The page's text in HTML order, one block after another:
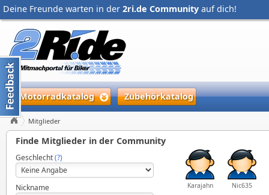
Deine Freunde warten in der 2ri.de Community auf dich!
Motorradkatalog Zubehörkatalog
Mitglieder
Finde Mitglieder in der Community
Geschlecht(?)
Nickname Karajahn Nic635